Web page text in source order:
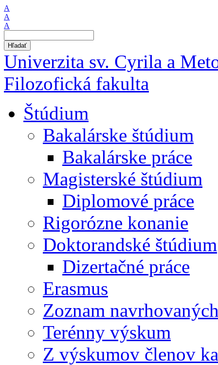
A
A
A
Hľadať
Univerzita sv. Cyrila a
Filozofická fakulta
Štúdium
Bakalárske štúdium
Bakalárske práce
Magisterské štúdium
Diplomové práce
Rigorózne konanie
Doktorandské štúdium
Dizertačné práce
Erasmus
Zoznam
Terénny výskum
Z výskumov členov